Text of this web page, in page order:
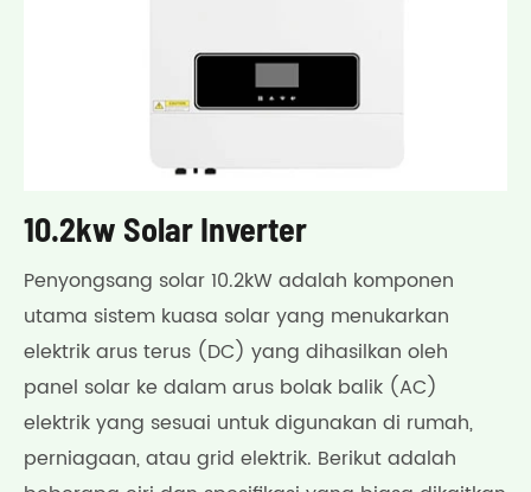
10.2kw Solar Inverter
Penyongsang solar 10.2kW adalah komponen
utama sistem kuasa solar yang menukarkan
elektrik arus terus (DC) yang dihasilkan oleh
panel solar ke dalam arus bolak balik (AC)
elektrik yang sesuai untuk digunakan di rumah,
perniagaan, atau grid elektrik. Berikut adalah